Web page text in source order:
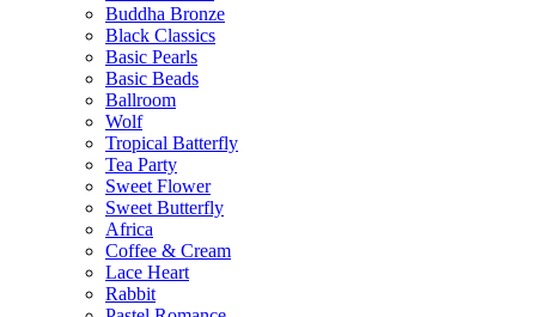
Buddha Bronze
Black Classics
Basic Pearls
Basic Beads
Ballroom
Wolf
Tropical Batterfly
Tea Party
Sweet Flower
Sweet Butterfly
Africa
Coffee & Cream
Lace Heart
Rabbit